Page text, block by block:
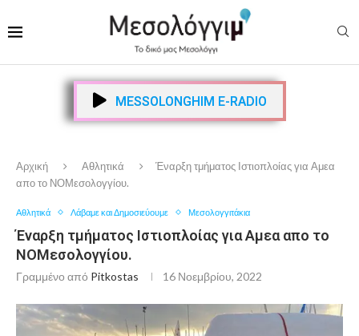
MESSOLONGHIM E-RADIO
Αρχική Αθλητικά
Έναρξη τμήματος Ιστιοπλοίας για Αμεα
απο το ΝΟΜεσολογγίου.
Αθλητικά Λάβαμε και Δημοσιεύουμε Μεσολογγιτάκια
Έναρξη τμήματος Ιστιοπλοίας για Αμεα απο το
ΝΟΜεσολογγίου.
Γραμμένο από Pitkostas 16 Νοεμβρίου, 2022